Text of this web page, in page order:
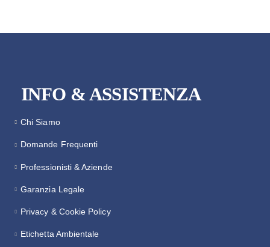
INFO & ASSISTENZA
Chi Siamo
Domande Frequenti
Professionisti & Aziende
Garanzia Legale
Privacy & Cookie Policy
Etichetta Ambientale